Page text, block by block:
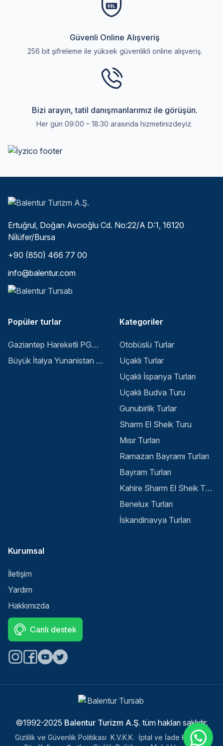
Güvenli Online Alışveriş
256 bit şifreleme ile yüksek güvenlikli online alışveriş.
Bizi arayın, tatil danışmanlarımız ile görüşün.
Her gün 09:00 – 18:30 arasında hizmetinizdeyiz.
Ertuğrul, Doğan Avcıoğlu Cd. No:22/A D:1, 16120
Ni̇lüfer/Bursa
+90 (850) 466 77 00
info@balentur.com
Popüler turlar
Gaziantep Hareketli PGS ile Buyuk Balkan 6 Gece 8 Gun Vizesiz SKP-SKP
Büyük İtalya Yunanistan Balkan Turu - İstanbul
Kategoriler
Otobüslü Turlar
Uçaklı Turlar
Uçaklı İspanya Turları
Uçaklı Budva Turu
Gunubirlik Turlar
Sharm El Sheik Turu
Mısır Turları
Ramazan Bayramı Turları
Bayram Turları
Kahire Sharm El Sheik Turu
Benelux Turları
İskandinavya Turları
Kurumsal
İletişim
Yardım
Hakkımızda
Canlı destek
©1992-2025 Balentur Turizm A.Ş. tüm hakları saklıdır.
Gizlilik ve Güvenlik Politikası K.V.K.K. İptal ve İade Koşulları
Sitemizle ilgili deneyiminizi nasıl değerlendirirsiniz?
Select
to
5,
Memnun değilim Çok memnunum